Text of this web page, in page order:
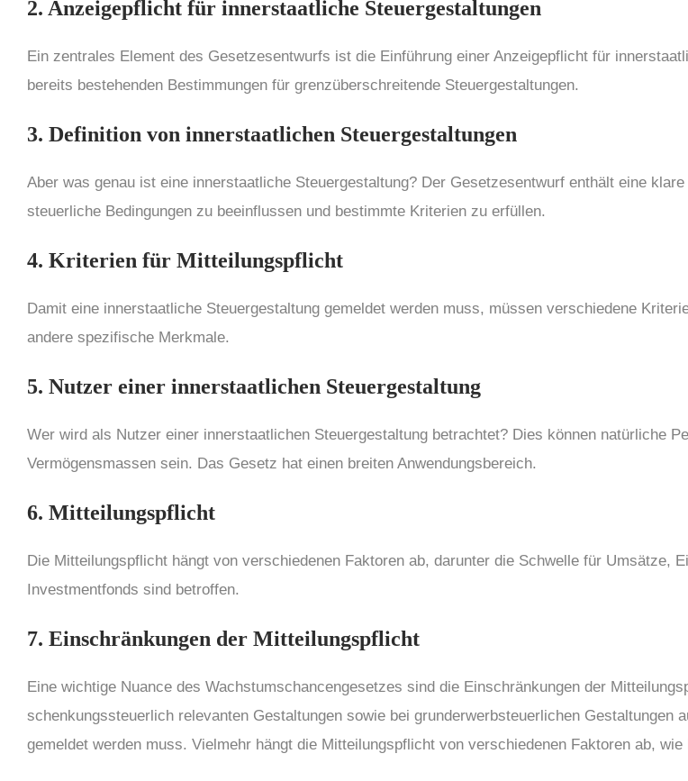
2. Anzeigepflicht für innerstaatliche Steuergestaltungen
Ein zentrales Element des Gesetzesentwurfs ist die Einführung einer Anzeigepflicht für
bereits bestehenden Bestimmungen für grenzüberschreitende Steuergestaltungen.
3. Definition von innerstaatlichen Steuergestaltungen
Aber was genau ist eine innerstaatliche Steuergestaltung? Der Gesetzesentwurf enthält eine
steuerliche Bedingungen zu beeinflussen und bestimmte Kriterien zu erfüllen.
4. Kriterien für Mitteilungspflicht
Damit eine innerstaatliche Steuergestaltung gemeldet werden muss, müssen verschiedene
andere spezifische Merkmale.
5. Nutzer einer innerstaatlichen Steuergestaltung
Wer wird als Nutzer einer innerstaatlichen Steuergestaltung betrachtet? Dies können natürliche
Vermögensmassen sein. Das Gesetz hat einen breiten Anwendungsbereich.
6. Mitteilungspflicht
Die Mitteilungspflicht hängt von verschiedenen Faktoren ab, darunter die Schwelle für Umsätze,
Investmentfonds sind betroffen.
7. Einschränkungen der Mitteilungspflicht
Eine wichtige Nuance des Wachstumschancengesetzes sind die Einschränkungen der
schenkungssteuerlich relevanten Gestaltungen sowie bei grunderwerbsteuerlichen
gemeldet werden muss. Vielmehr hängt die Mitteilungspflicht von verschiedenen Faktoren ab,